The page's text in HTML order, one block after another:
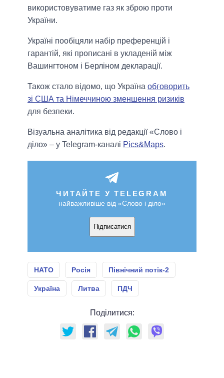
використовуватиме газ як зброю проти
України.
Україні пообіцяли набір преференцій і
гарантій, які прописані в укладеній між
Вашингтоном і Берліном декларації.
Також стало відомо, що Україна обговорить
зі США та Німеччиною зменшення ризиків
для безпеки.
Візуальна аналітика від редакції «Слово і
діло» – у Telegram-каналі Pics&Maps.
ЧИТАЙТЕ У TELEGRAM
найважливіше від «Слово і діло»
Підписатися
НАТО Росія Північний потік-2
Україна Литва ПДЧ
Поділитися: